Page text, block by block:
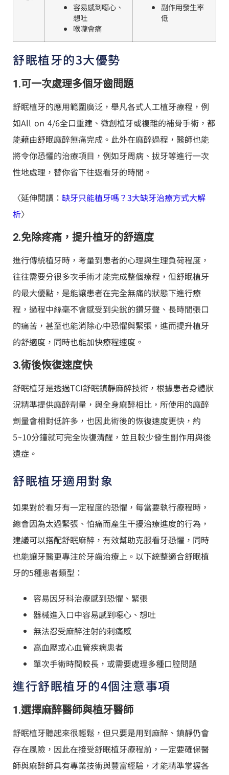
容易感到噁心、
想吐
喉嚨會痛
副作用發生率
低
舒眠植牙的3大優勢
1.可一次處理多個牙齒問題
舒眠植牙的應用範圍廣泛，舉凡各式人工植牙療程，例
如All on 4/6全口重建、微創植牙或複雜的補骨手術，都
能藉由舒眠麻醉無痛完成。此外在麻醉過程，醫師也能
將令你恐懼的治療項目，例如牙周病、拔牙等進行一次
性地處理，替你省下往返看牙的時間。
〈延伸閱讀： 缺牙只能植牙嗎？3大缺牙治療方式大解
析〉
2.免除疼痛，提升植牙的舒適度
進行傳統植牙時，考量到患者的心理與生理負荷程度，
往往需要分很多次手術才能完成整個療程，但舒眠植牙
的最大優點，是能讓患者在完全無痛的狀態下進行療
程，過程中絲毫不會感受到尖銳的鑽牙聲、長時間張口
的痛苦，甚至也能消除心中恐懼與緊張，進而提升植牙
的舒適度，同時也能加快療程速度。
3.術後恢復速度快
舒眠植牙是透過TCI舒眠鎮靜麻醉技術，根據患者身體狀
況精準提供麻醉劑量，與全身麻醉相比，所使用的麻醉
劑量會相對低許多，也因此術後的恢復速度更快，約
5~10分鐘就可完全恢復清醒，並且較少發生副作用與後
遺症。
舒眠植牙適用對象
如果對於看牙有一定程度的恐懼，每當要執行療程時，
總會因為太過緊張、怕痛而產生干擾治療進度的行為，
建議可以搭配舒眠麻醉，有效幫助克服看牙恐懼，同時
也能讓牙醫更專注於牙齒治療上。以下統整適合舒眠植
牙的5種患者類型：
容易因牙科治療感到恐懼、緊張
器械進入口中容易感到噁心、想吐
無法忍受麻醉注射的刺痛感
高血壓或心血管疾病患者
單次手術時間較長，或需要處理多種口腔問題
進行舒眠植牙的4個注意事項
1.選擇麻醉醫師與植牙醫師
舒眠植牙聽起來很輕鬆，但只要是用到麻醉、鎮靜仍會
存在風險，因此在接受舒眠植牙療程前，一定要確保醫
師與麻醉師具有專業技術與豐富經驗，才能精準掌握各